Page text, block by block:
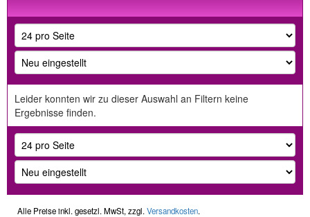
Leider konnten wir zu dieser Auswahl an Filtern keine
Ergebnisse finden.
Alle Preise inkl. gesetzl. MwSt, zzgl. Versandkosten.